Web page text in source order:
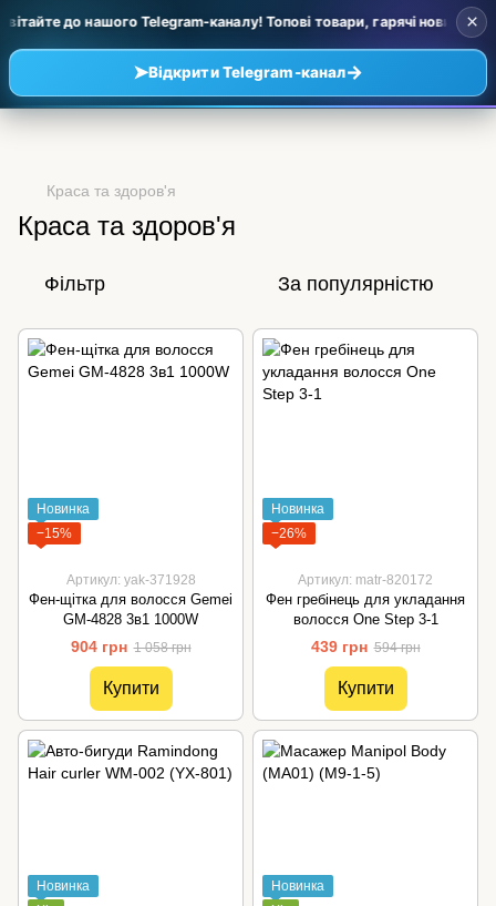
до нашого Telegram-каналу! Топові товари, гарячі новинки та
➤Відкрити Telegram-канал→
×
Краса та здоров'я
Краса та здоров'я
Фільтр За популярністю
Новинка
−15%
Артикул: yak-371928
Фен-щітка для волосся Gemei
GM-4828 3в1 1000W
904 грн 1 058 грн
Купити
Новинка
−26%
Артикул: matr-820172
Фен гребінець для укладання
волосся One Step 3-1
439 грн 594 грн
Купити
Новинка
Новинка